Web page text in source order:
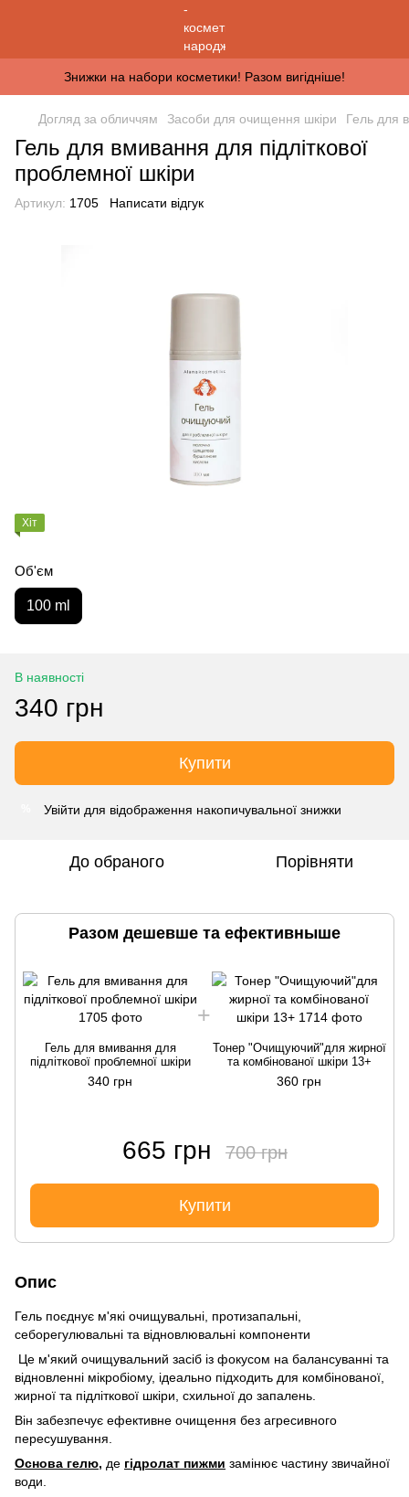
Знижки на набори косметики! Разом вигідніше!
Догляд за обличчям Засоби для очищення шкіри Гель для
Гель для вмивання для підліткової
проблемної шкіри
Артикул: 1705 Написати відгук
Хіт
Об'єм
100 ml
В наявності
340 грн
Купити
Увійти для відображення накопичувальної знижки
До обраного Порівняти
Разом дешевше та ефективныше
Гель для вмивання для
підліткової проблемної шкіри
340 грн
Тонер "Очищуючий"для жирної
та комбінованої шкіри 13+
360 грн
665 грн 700 грн
Купити
Опис
Гель поєднує м'які очищувальні, протизапальні,
себорегулювальні та відновлювальні компоненти
​Це м'який очищувальний засіб із фокусом на балансуванні та
відновленні мікробіому, ідеально підходить для комбінованої,
жирної та підліткової шкіри, схильної до запалень.
Він забезпечує ефективне очищення без агресивного
пересушування. ​
Основа гелю, де гідролат пижми замінює частину звичайної
води.